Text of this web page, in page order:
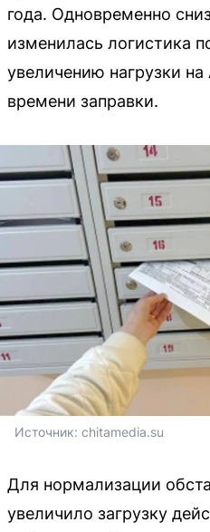
года. Одновременно
изменилась логистика
увеличению нагрузки
времени заправки.
Источник: chitamedia.su
Для нормализации
увеличило загрузку